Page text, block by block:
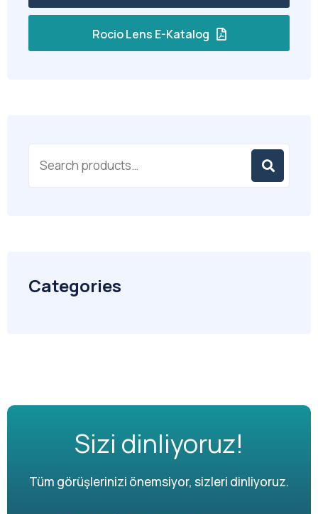
Rocio Lens E-Katalog
Categories
Sizi dinliyoruz!
Tüm görüşlerinizi önemsiyor, sizleri dinliyoruz.